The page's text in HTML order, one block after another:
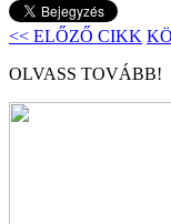
<< ELŐZŐ CIKK
OLVASS TOVÁBB!